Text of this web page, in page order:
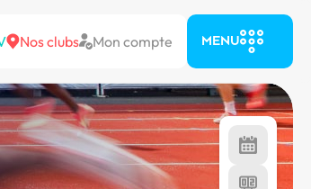
Nos clubs Mon compte MENU